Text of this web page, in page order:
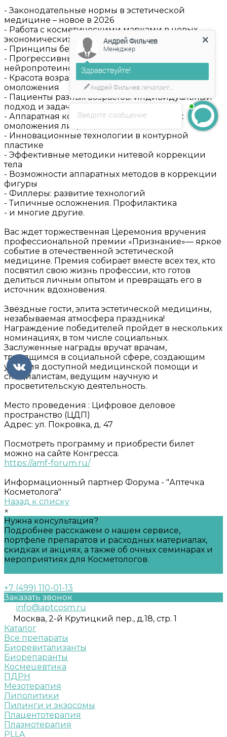
- Законодательные нормы в эстетической
медицине – новое в 2026
- Работа с косметическими марками в новых
экономических условиях
- Принципы безопасности пациентов
- Прогрессивные техники работы с
нейропротеином
- Красота возраста и современные методы
омоложения
- Пациенты разных возрастов: индивидуальный
подход и задачи косметолога
- Аппаратная косметология в программах
омоложения лица
- Инновационные технологии в контурной
пластике
- Эффективные методики нитевой коррекции
тела
- Возможности аппаратных методов в коррекции
фигуры
- Филлеры: развитие технологий
- Типичные осложнения. Профилактика
- и многие другие.
Вас ждет торжественная Церемония вручения
профессиональной премии «Признание»— яркое
событие в отечественной эстетической
медицине. Премия собирает вместе всех тех, кто
посвятил свою жизнь профессии, кто готов
делиться личным опытом и превращать его в
источник вдохновения.
Звёздные гости, элита эстетической медицины,
незабываемая атмосфера праздника!
Награждение победителей пройдет в нескольких
номинациях, в том числе социальных.
Заслуженные награды вручат врачам,
трудящимся в социальной сфере, создающим
условия доступной медицинской помощи и
специалистам, ведущим научную и
просветительскую деятельность.
Место проведения : Цифровое деловое
пространство (ЦДП)
Адрес: ул. Покровка, д. 47
Посмотреть программу и приобрести билет
можно на сайте Конгресса.
https://amf-forum.ru/
Информационный партнер Форума - "Аптечка
Косметолога"
Назад к списку
×
Нужна консультация?
Подробнее расскажем о нашем сервисе,
портфеле препаратов и расходных материалах,
скидках и акциях, а также об очных семинарах и
мероприятиях для Косметологов.
+7 (499) 110-01-13
Заказать звонок
info@aptcosm.ru
Москва, 2-й Крутицкий пер., д.18, стр. 1
Каталог
Все препараты
Биоревитализанты
Биорепаранты
Космецевтика
ПДРН
Мезотерапия
Липолитики
Пилинги и экзосомы
Плацентотерапия
Плазмотерапия
PLLA
Введите сообщение
Андрей Фильчев
Менеджер
Здравствуйте!
Андрей Фильчев печатает...